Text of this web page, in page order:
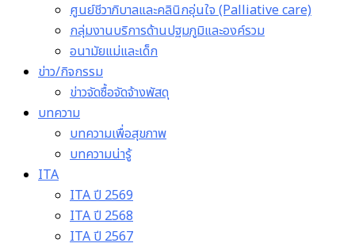
ศูนย์ชีวาภิบาลและคลินิกอุ่นใจ (Palliative care)
กลุ่มงานบริการด้านปฐมภูมิและองค์รวม
อนามัยแม่และเด็ก
ข่าว/กิจกรรม
ข่าวจัดซื้อจัดจ้างพัสดุ
บทความ
บทความเพื่อสุขภาพ
บทความน่ารู้
ITA
ITA ปี 2569
ITA ปี 2568
ITA ปี 2567